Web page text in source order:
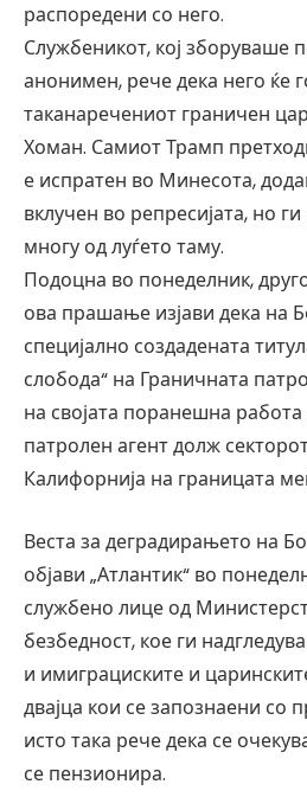
распоредени со него.
Службеникот, кој зборуваше
анонимен, рече дека него ќе
таканаречениот граничен
Хоман. Самиот Трамп
е испратен во Минесота,
вклучен во репресијата, но
многу од луѓето таму.
Подоцна во понеделник,
ова прашање изјави дека на
специјално создадената
слобода“ на Граничната
на својата поранешна работа
патролен агент долж
Калифорнија на границата
Веста за деградирањето на
објави „Атлантик“ во
службено лице од
безбедност, кое ги
и имиграциските и
двајца кои се запознаени со
исто така рече дека се
се пензионира.